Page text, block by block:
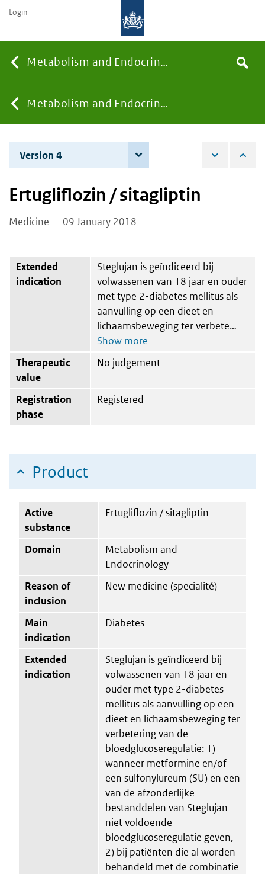
Metabolism and Endocrinology
You
are
here:
Metabolism and Endocrinology
the
Search
Login
Version 4
Ertugliflozin / sitagliptin
Medicine 09 January 2018
Extended
indication
Steglujan is geïndiceerd bij
volwassenen van 18 jaar en ouder
met type 2-diabetes mellitus als
aanvulling op een dieet en
lichaamsbeweging ter verbete
Therapeutic
value
No judgement
Registration
phase
Registered
Product
Active
substance
Ertugliflozin / sitagliptin
Domain
Metabolism and
Endocrinology
Reason of
inclusion
New medicine (specialité)
Main
indication
Diabetes
Extended
indication
Steglujan is geïndiceerd bij
volwassenen van 18 jaar en
ouder met type 2-diabetes
mellitus als aanvulling op een
dieet en lichaamsbeweging ter
verbetering van de
bloedglucoseregulatie: 1)
wanneer metformine en/of
een sulfonylureum (SU) en een
van de afzonderlijke
bestanddelen van Steglujan
niet voldoende
bloedglucoseregulatie geven,
2) bij patiënten die al worden
behandeld met de combinatie